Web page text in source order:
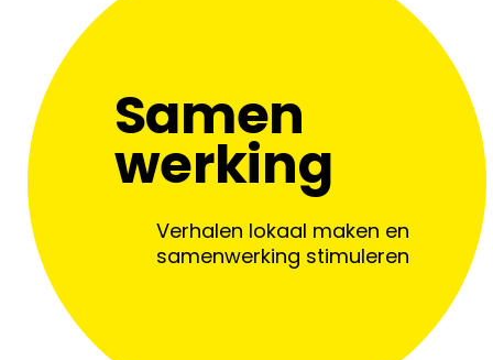
Samen
werking
Verhalen lokaal maken en
samenwerking stimuleren